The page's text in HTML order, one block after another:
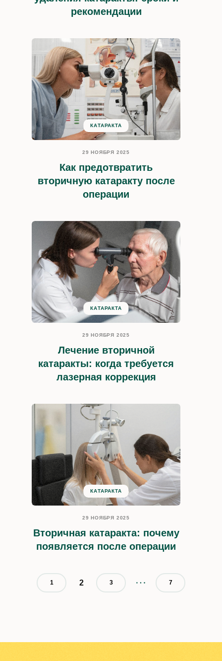
рекомендации
КАТАРАКТА
29 НОЯБРЯ 2025
Как предотвратить
вторичную катаракту после
операции
КАТАРАКТА
29 НОЯБРЯ 2025
Лечение вторичной
катаракты: когда требуется
лазерная коррекция
КАТАРАКТА
29 НОЯБРЯ 2025
Вторичная катаракта: почему
появляется после операции
1 2 3 7